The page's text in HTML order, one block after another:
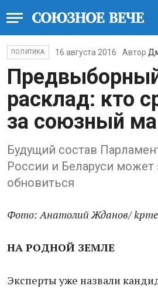
ПОЛИТИКА 16 августа 2016 Автор
расклад: кто
за союзный
Будущий состав
России и Беларуси может
обновиться
Фото: Анатолий Жданов/
НА РОДНОЙ ЗЕМЛЕ
Эксперты уже назвали